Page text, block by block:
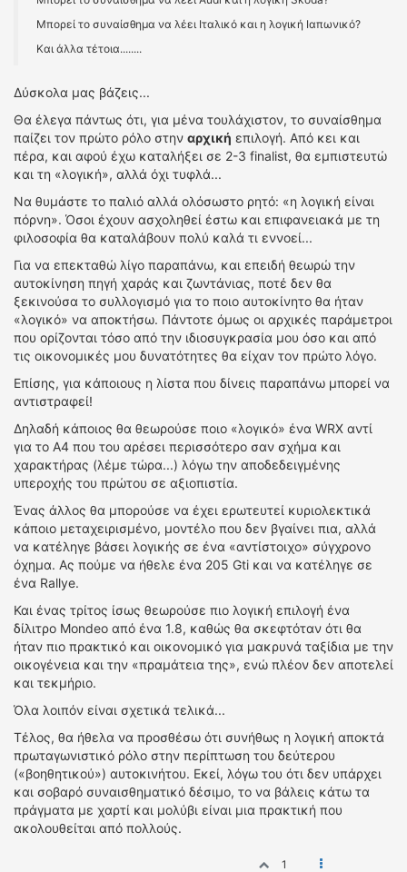
Mπορεί το συναίσθημα να λέει Ιταλικό και η λογική Ιαπωνικό?
Και άλλα τέτοια........
Δύσκολα μας βάζεις...
Θα έλεγα πάντως ότι, για μένα τουλάχιστον, το συναίσθημα
παίζει τον πρώτο ρόλο στην αρχική επιλογή. Από κει και
πέρα, και αφού έχω καταλήξει σε 2-3 finalist, θα εμπιστευτώ
και τη «λογική», αλλά όχι τυφλά...
Να θυμάστε το παλιό αλλά ολόσωστο ρητό: «η λογική είναι
πόρνη». Όσοι έχουν ασχοληθεί έστω και επιφανειακά με τη
φιλοσοφία θα καταλάβουν πολύ καλά τι εννοεί...
Για να επεκταθώ λίγο παραπάνω, και επειδή θεωρώ την
αυτοκίνηση πηγή χαράς και ζωντάνιας, ποτέ δεν θα
ξεκινούσα το συλλογισμό για το ποιο αυτοκίνητο θα ήταν
«λογικό» να αποκτήσω. Πάντοτε όμως οι αρχικές παράμετροι
που ορίζονται τόσο από την ιδιοσυγκρασία μου όσο και από
τις οικονομικές μου δυνατότητες θα είχαν τον πρώτο λόγο.
Επίσης, για κάποιους η λίστα που δίνεις παραπάνω μπορεί να
αντιστραφεί!
Δηλαδή κάποιος θα θεωρούσε ποιο «λογικό» ένα WRX αντί
για το Α4 που του αρέσει περισσότερο σαν σχήμα και
χαρακτήρας (λέμε τώρα...) λόγω την αποδεδειγμένης
υπεροχής του πρώτου σε αξιοπιστία.
Ένας άλλος θα μπορούσε να έχει ερωτευτεί κυριολεκτικά
κάποιο μεταχειρισμένο, μοντέλο που δεν βγαίνει πια, αλλά
να κατέληγε βάσει λογικής σε ένα «αντίστοιχο» σύγχρονο
όχημα. Ας πούμε να ήθελε ένα 205 Gti και να κατέληγε σε
ένα Rallye.
Και ένας τρίτος ίσως θεωρούσε πιο λογική επιλογή ένα
δίλιτρο Mondeo από ένα 1.8, καθώς θα σκεφτόταν ότι θα
ήταν πιο πρακτικό και οικονομικό για μακρυνά ταξίδια με την
οικογένεια και την «πραμάτεια της», ενώ πλέον δεν αποτελεί
και τεκμήριο.
Όλα λοιπόν είναι σχετικά τελικά...
Τέλος, θα ήθελα να προσθέσω ότι συνήθως η λογική αποκτά
πρωταγωνιστικό ρόλο στην περίπτωση του δεύτερου
(«βοηθητικού») αυτοκινήτου. Εκεί, λόγω του ότι δεν υπάρχει
και σοβαρό συναισθηματικό δέσιμο, το να βάλεις κάτω τα
πράγματα με χαρτί και μολύβι είναι μια πρακτική που
ακολουθείται από πολλούς.
1